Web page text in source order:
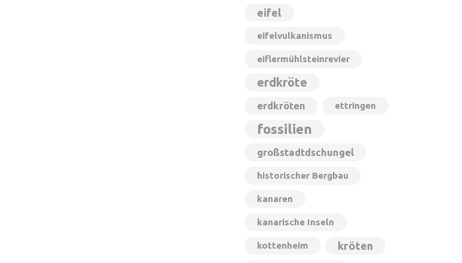
eifel
eifelvulkanismus
eiflermühlsteinrevier
erdkröte
erdkröten ettringen
fossilien
großstadtdschungel
historischer Bergbau
kanaren
kanarische Inseln
kottenheim kröten